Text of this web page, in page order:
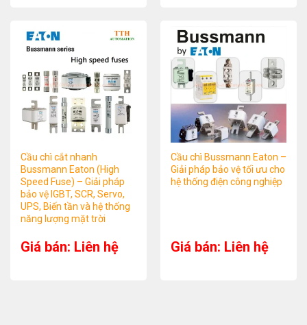
Cầu chì cắt nhanh
Bussmann Eaton (High
Speed Fuse) – Giải pháp
bảo vệ IGBT, SCR, Servo,
UPS, Biến tần và hệ thống
năng lượng mặt trời
Giá bán: Liên hệ
Cầu chì Bussmann Eaton –
Giải pháp bảo vệ tối ưu cho
hệ thống điện công nghiệp
Giá bán: Liên hệ